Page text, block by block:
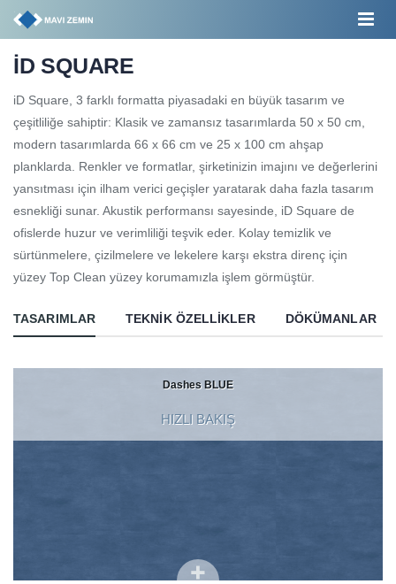
İD SQUARE
iD Square, 3 farklı formatta piyasadaki en büyük tasarım ve
çeşitliliğe sahiptir: Klasik ve zamansız tasarımlarda 50 x 50 cm,
modern tasarımlarda 66 x 66 cm ve 25 x 100 cm ahşap
planklarda. Renkler ve formatlar, şirketinizin imajını ve değerlerini
yansıtması için ilham verici geçişler yaratarak daha fazla tasarım
esnekliği sunar. Akustik performansı sayesinde, iD Square de
ofislerde huzur ve verimliliği teşvik eder. Kolay temizlik ve
sürtünmelere, çizilmelere ve lekelere karşı ekstra direnç için
yüzey Top Clean yüzey korumamızla işlem görmüştür.
TASARIMLAR TEKNIK ÖZELLIKLER DÖKÜMANLAR
Dashes BLUE
HIZLI BAKIŞ